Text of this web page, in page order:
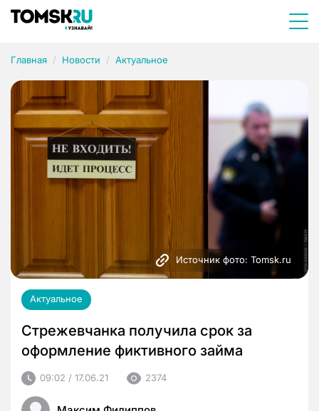
Главная Новости Актуальное
Источник фото: Tomsk.ru
Актуальное
Стрежевчанка получила срок за
оформление фиктивного займа
09:02 / 17.06.21 2374